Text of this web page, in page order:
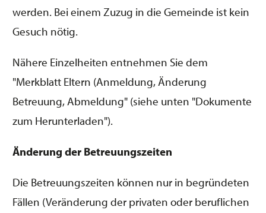
werden. Bei einem Zuzug in die Gemeinde ist kein
Gesuch nötig.
Nähere Einzelheiten entnehmen Sie dem
"Merkblatt Eltern (Anmeldung, Änderung
Betreuung, Abmeldung" (siehe unten "Dokumente
zum Herunterladen").
Änderung der Betreuungszeiten
Die Betreuungszeiten können nur in begründeten
Fällen (Veränderung der privaten oder beruflichen